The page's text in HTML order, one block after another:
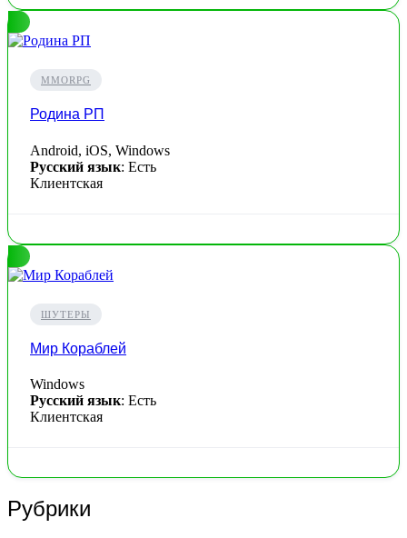
MMORPG
Родина РП
Android, iOS, Windows
Русский язык: Есть
Клиентская
ШУТЕРЫ
Мир Кораблей
Windows
Русский язык: Есть
Клиентская
Рубрики